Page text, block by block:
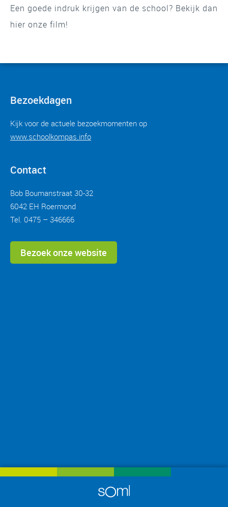
Een goede indruk krijgen van de school? Bekijk dan
hier onze film!
Bezoekdagen
Kijk voor de actuele bezoekmomenten op
www.schoolkompas.info
Contact
Bob Boumanstraat 30-32
6042 EH Roermond
Tel. 0475 – 346666
Bezoek onze website